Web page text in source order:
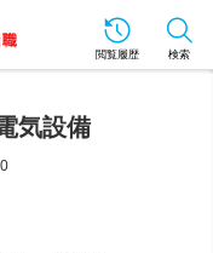
閲覧履歴 検索
気設備